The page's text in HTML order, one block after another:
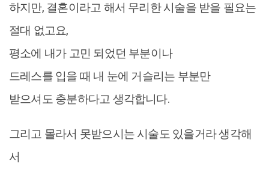
하지만, 결혼이라고 해서 무리한 시술을 받을 필요는
절대 없고요,
평소에 내가 고민 되었던 부분이나
드레스를 입을 때 내 눈에 거슬리는 부분만
받으셔도 충분하다고 생각합니다.
그리고 몰라서 못받으시는 시술도 있을거라 생각해
서